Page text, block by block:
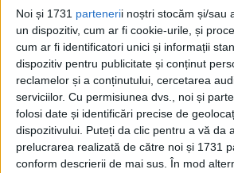
Noi și 1731 partenerii noștri stocăm și/sau
un dispozitiv, cum ar fi cookie-urile, și
cum ar fi identificatori unici și informații
dispozitiv pentru publicitate și conținut
reclamelor și a conținutului, cercetarea
serviciilor. Cu permisiunea dvs., noi și
folosi date și identificări precise de
dispozitivului. Puteți da clic pentru a vă da
prelucrarea realizată de către noi și 1731
conform descrierii de mai sus. În mod